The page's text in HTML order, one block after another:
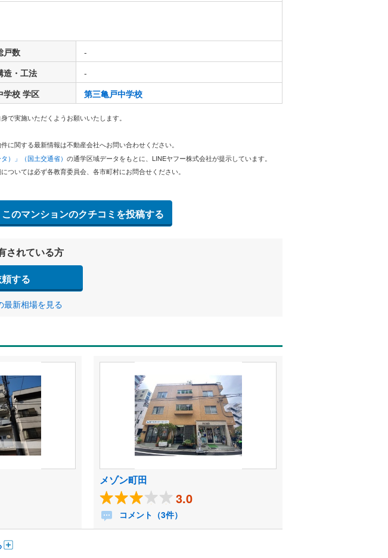
戸数
-
造・工法
-
学校 学区 第三亀戸中学校
で実施いただくようお願いいたします。
関する最新情報は不動産会社へお問い合わせください。
）」（国土交通省） の通学区域データをもとに、LINEヤフー株式会社が提示しています。
いては必ず各教育委員会、各市町村にお問合せください。
このマンションのクチコミを投稿する
されている方
する
最新相場を見る
メゾン町田
3.0
コメント（3件）